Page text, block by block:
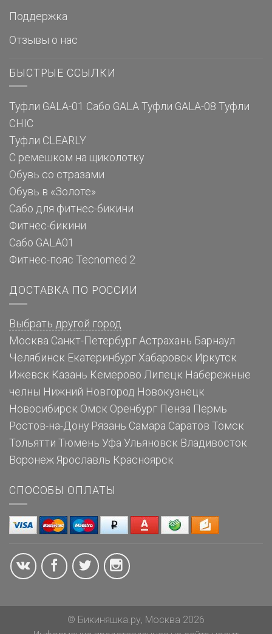
Поддержка
Отзывы о нас
БЫСТРЫЕ ССЫЛКИ
Туфли GALA-01 Сабо GALA Туфли GALA-08 Туфли
CHIC
Туфли CLEARLY
С ремешком на щиколотку
Обувь со стразами
Обувь в «Золоте»
Сабо для фитнес-бикини
Фитнес-бикини
Сабо GALA01
Фитнес-пояс Tecnomed 2
ДОСТАВКА ПО РОССИИ
Выбрать другой город
Москва Санкт-Петербург Астрахань Барнаул
Челябинск Екатеринбург Хабаровск Иркутск
Ижевск Казань Кемерово Липецк Набережные
челны Нижний Новгород Новокузнецк
Новосибирск Омск Оренбург Пенза Пермь
Ростов-на-Дону Рязань Самара Саратов Томск
Тольятти Тюмень Уфа Ульяновск Владивосток
Воронеж Ярославль Красноярск
СПОСОБЫ ОПЛАТЫ
© Бикиняшка.ру, Москва 2026